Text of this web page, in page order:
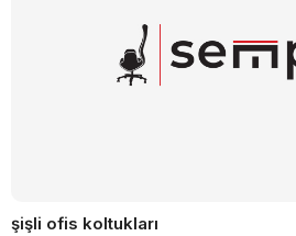
şişli ofis koltukları